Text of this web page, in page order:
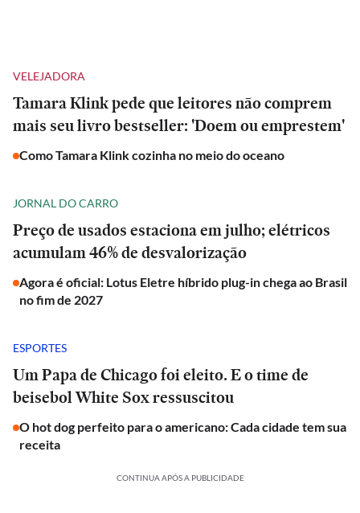
VELEJADORA
Tamara Klink pede que leitores não comprem
mais seu livro bestseller: 'Doem ou emprestem'
Como Tamara Klink cozinha no meio do oceano
JORNAL DO CARRO
Preço de usados estaciona em julho; elétricos
acumulam 46% de desvalorização
Agora é oficial: Lotus Eletre híbrido plug-in chega ao Brasil
no fim de 2027
ESPORTES
Um Papa de Chicago foi eleito. E o time de
beisebol White Sox ressuscitou
O hot dog perfeito para o americano: Cada cidade tem sua
receita
CONTINUA APÓS A PUBLICIDADE